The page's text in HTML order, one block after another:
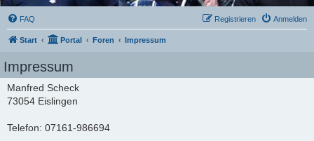
FAQ Anmelden
Registrieren
Start Portal Foren Impressum
Impressum
Manfred Scheck
73054 Eislingen
Telefon: 07161-986694